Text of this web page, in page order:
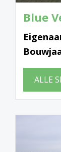
Blue
ALLE